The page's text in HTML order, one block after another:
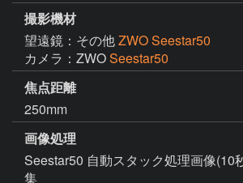
撮影機材
望遠鏡：その他ZWO Seestar50
カメラ：ZWOSeestar50
焦点距離
250mm
画像処理
Seestar50 自動スタック処理画像(10
集